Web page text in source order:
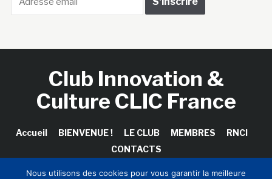
Club Innovation &
Culture CLIC France
Accueil BIENVENUE ! LE CLUB MEMBRES
RNCI
CONTACTS
Nous utilisons des cookies pour vous garantir la meilleure